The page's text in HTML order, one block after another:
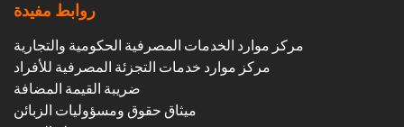
روابط مفيدة
مركز موارد الخدمات المصرفية الحكومية والتجارية
مركز موارد خدمات التجزئة المصرفية للأفراد
ضريبة القيمة المضافة
ميثاق حقوق ومسؤوليات الزبائن